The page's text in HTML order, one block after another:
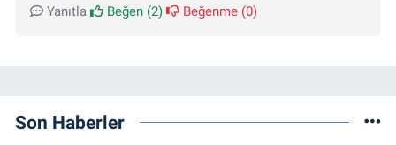
Yanıtla Beğen (2) Beğenme (0)
Son Haberler